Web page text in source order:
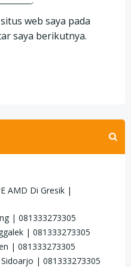
web saya pada
saya berikutnya.
AMD Di Gresik |
| 081333273305
| 081333273305
| 081333273305
| 081333273305